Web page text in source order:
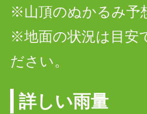
※山頂のぬかるみ予
※地面の状況は目安
ださい。
詳しい雨量